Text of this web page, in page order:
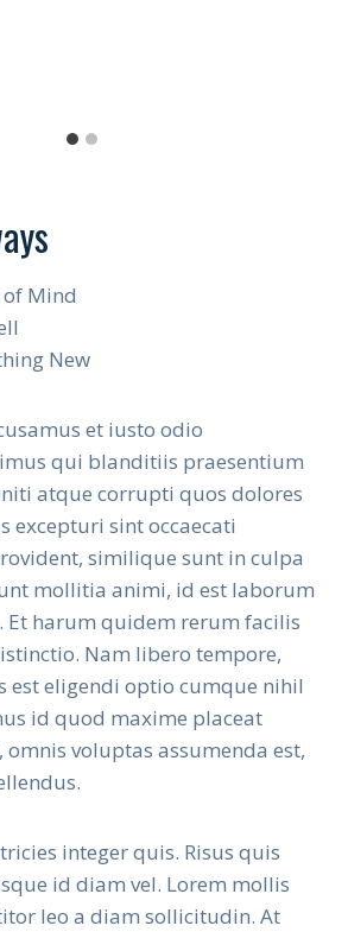
of Mind
New
et iusto odio
qui blanditiis praesentium
atque corrupti quos dolores
excepturi sint occaecati
similique sunt in culpa
mollitia animi, id est laborum
Et harum quidem rerum facilis
Nam libero tempore,
est eligendi optio cumque nihil
id quod maxime placeat
omnis voluptas assumenda est,
integer quis. Risus quis
id diam vel. Lorem mollis
leo a diam sollicitudin. At